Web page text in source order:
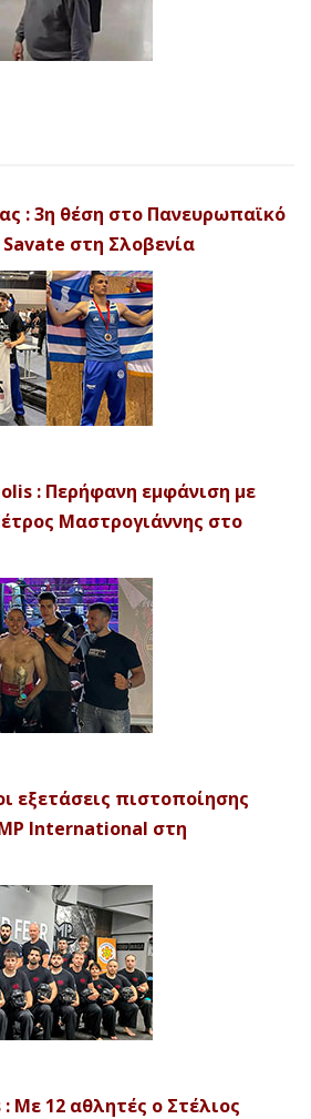
: 3η θέση στο Πανευρωπαϊκό
στη Σλοβενία
: Περήφανη εμφάνιση με
Μαστρογιάννης στο
εξετάσεις πιστοποίησης
International στη
Με 12 αθλητές ο Στέλιος